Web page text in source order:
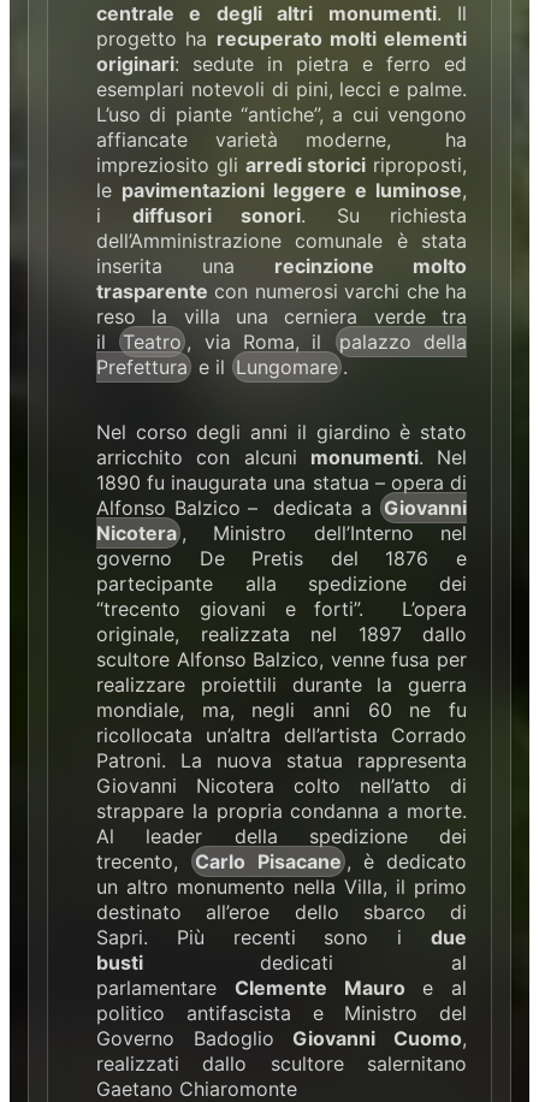
centrale e degli altri monumenti. Il
progetto ha recuperato molti elementi
originari: sedute in pietra e ferro ed
esemplari notevoli di pini, lecci e palme.
L’uso di piante “antiche”, a cui vengono
affiancate varietà moderne, ha
impreziosito gli arredi storici riproposti,
le pavimentazioni leggere e luminose,
i diffusori sonori. Su richiesta
dell’Amministrazione comunale è stata
inserita una recinzione molto
trasparente con numerosi varchi che ha
reso la villa una cerniera verde tra
il
Teatro , via Roma, il
palazzo della
Prefettura e il Lungomare .
Nel corso degli anni il giardino è stato
arricchito con alcuni monumenti. Nel
1890 fu inaugurata una statua – opera di
Alfonso Balzico – dedicata a Giovanni
Nicotera , Ministro dell’Interno nel
governo De Pretis del 1876 e
partecipante alla spedizione dei
“trecento giovani e forti”. L’opera
originale, realizzata nel 1897 dallo
scultore Alfonso Balzico, venne fusa per
realizzare proiettili durante la guerra
mondiale, ma, negli anni 60 ne fu
ricollocata un’altra dell’artista Corrado
Patroni. La nuova statua rappresenta
Giovanni Nicotera colto nell’atto di
strappare la propria condanna a morte.
Al leader della spedizione dei
trecento,
Carlo Pisacane , è dedicato
un altro monumento nella Villa, il primo
destinato all’eroe dello sbarco di
Sapri. Più recenti sono i due
busti dedicati al
parlamentare Clemente Mauroe al
politico antifascista e Ministro del
Governo BadoglioGiovanni Cuomo,
realizzati dallo scultore salernitano
Gaetano Chiaromonte